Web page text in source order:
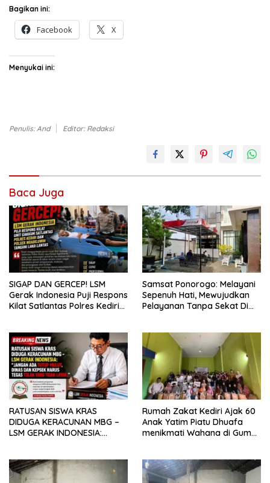
Bagikan ini:
Facebook X
Menyukai ini:
Penulis: And Editor: Redaksi
Baca Juga
SIGAP DAN GERCEP! LSM
Gerak Indonesia Puji Respons
Kilat Satlantas Polres Kediri
Samsat Ponorogo: Melayani
Sepenuh Hati, Mewujudkan
Pelayanan Tanpa Sekat Di
RATUSAN SISWA KRAS
DIDUGA KERACUNAN MBG –
LSM GERAK INDONESIA:
TEGAS TOLAK YANG TIDAK
LAYAK
Rumah Zakat Kediri Ajak 60
Anak Yatim Piatu Dhuafa
menikmati Wahana di Gumul